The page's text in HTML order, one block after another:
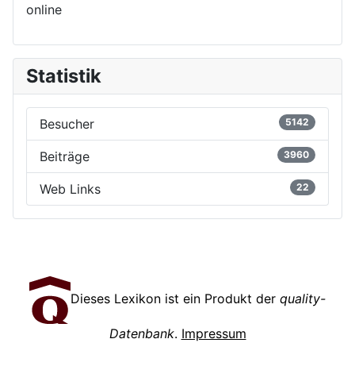
online
Statistik
Besucher 5142
Beiträge 3960
Web Links 22
Dieses Lexikon ist ein Produkt der quality-
Datenbank. Impressum